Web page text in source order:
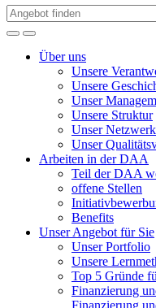
Über uns
Unsere
Unsere
Unser
Unsere Struktur
Unser Netzwerk
Unser
Arbeiten in der DAA
Teil der DAA
offene Stellen
Benefits
Unser Angebot für Sie
Unser Portfolio
Unsere
Top 5 Gründe
Finanzierung
Finanzierung